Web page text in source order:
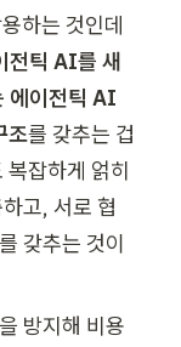
하는 것인데
전틱 AI를 새
에이전틱 AI
조를 갖추는 겁
잡하게 얽히
고, 서로 협
갖추는 것이
방지해 비용